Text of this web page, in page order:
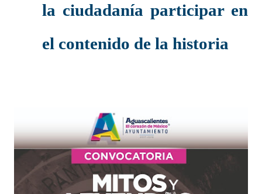
la ciudadanía participar en
el contenido de la historia